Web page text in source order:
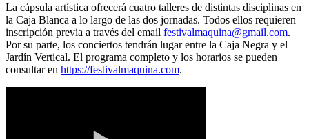
La cápsula artística ofrecerá cuatro talleres de distintas disciplinas en
la Caja Blanca a lo largo de las dos jornadas. Todos ellos requieren
inscripción previa a través del email festivalmaquina@gmail.com.
Por su parte, los conciertos tendrán lugar entre la Caja Negra y el
Jardín Vertical. El programa completo y los horarios se pueden
consultar en https://festivalmaquina.com.